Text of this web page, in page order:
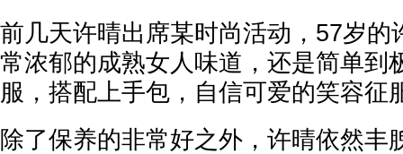
前几天许晴出席某时尚活动，57岁的
常浓郁的成熟女人味道，还是简单到
服，搭配上手包，自信可爱的笑容征
除了保养的非常好之外，许晴依然丰